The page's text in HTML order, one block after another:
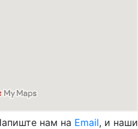
нам на Email, и наши